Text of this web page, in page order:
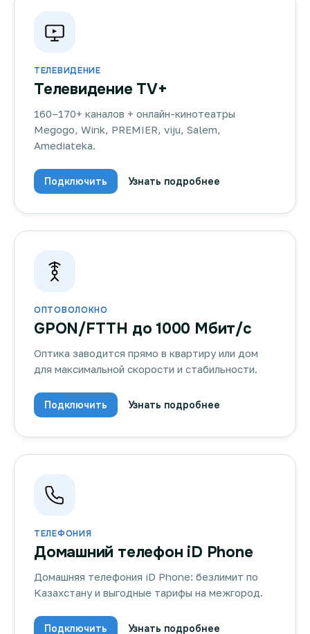
ТЕЛЕВИДЕНИЕ
Телевидение TV+
160–170+ каналов + онлайн-кинотеатры
Megogo, Wink, PREMIER, viju, Salem,
Amediateka.
Подключить Узнать подробнее
ОПТОВОЛОКНО
GPON/FTTH до 1000 Мбит/с
Оптика заводится прямо в квартиру или дом
для максимальной скорости и стабильности.
Подключить Узнать подробнее
ТЕЛЕФОНИЯ
Домашний телефон iD Phone
Домашняя телефония iD Phone: безлимит по
Казахстану и выгодные тарифы на межгород.
Подключить Узнать подробнее